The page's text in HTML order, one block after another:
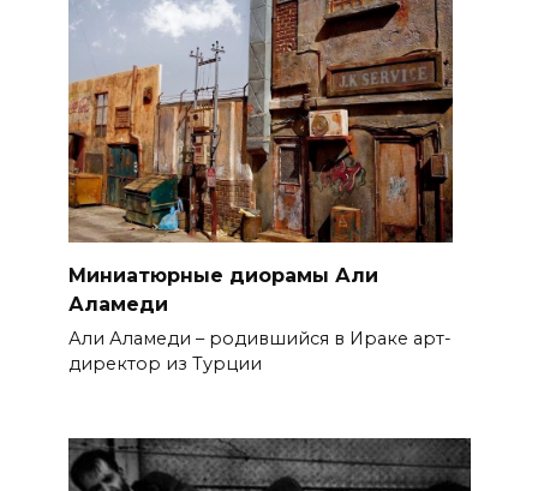
Миниатюрные диорамы Али
Аламеди
Али Аламеди – родившийся в Ираке арт-
директор из Турции